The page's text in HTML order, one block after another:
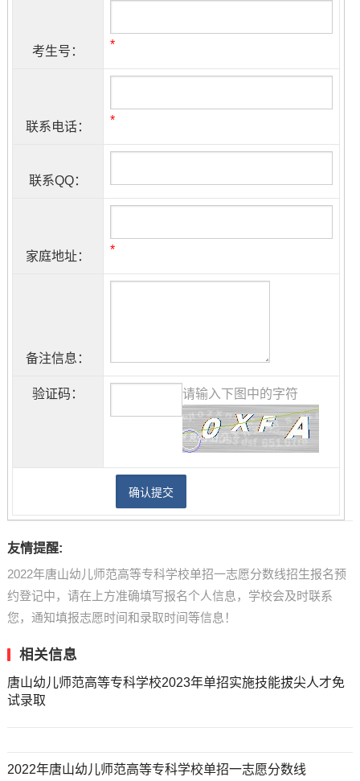
考生号： *
联系电话： *
联系QQ：
家庭地址： *
备注信息：
验证码： 请输入下图中的字符
友情提醒:
2022年唐山幼儿师范高等专科学校单招一志愿分数线招生报名预
约登记中，请在上方准确填写报名个人信息，学校会及时联系
您，通知填报志愿时间和录取时间等信息！
相关信息
唐山幼儿师范高等专科学校2023年单招实施技能拔尖人才免
试录取
2022年唐山幼儿师范高等专科学校单招一志愿分数线